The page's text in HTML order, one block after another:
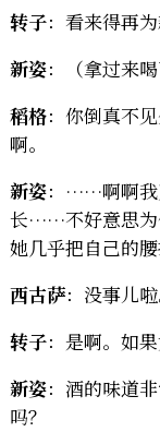
转子：看来得再
新姿：（拿过来喝
稻格：你倒真不
啊。
新姿：……啊啊我
长……不好意思为
她几乎把自己的腰
西古萨：没事儿啦
转子：是啊。如
新姿：酒的味道
吗？